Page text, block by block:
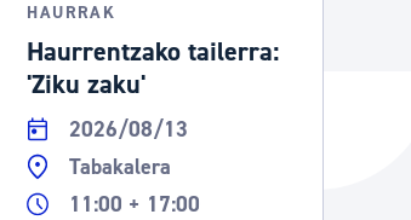
HAURRAK
Haurrentzako tailerra:
'Ziku zaku'
2026/08/13
Tabakalera
11:00 + 17:00